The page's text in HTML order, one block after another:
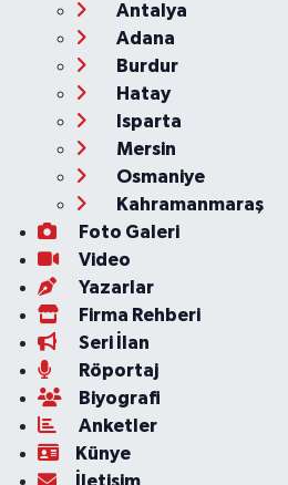
Antalya
Adana
Burdur
Hatay
Isparta
Mersin
Osmaniye
Kahramanmaraş
Foto Galeri
Video
Yazarlar
Firma Rehberi
Seri İlan
Röportaj
Biyografi
Anketler
Künye
İletişim